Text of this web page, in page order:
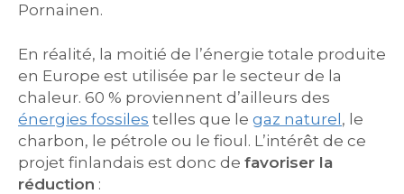
Pornainen.
En réalité, la moitié de l’énergie totale produite
en Europe est utilisée par le secteur de la
chaleur. 60 % proviennent d’ailleurs des
énergies fossiles telles que le gaz naturel , le
charbon, le pétrole ou le fioul. L’intérêt de ce
projet finlandais est donc de favoriser la
réduction :